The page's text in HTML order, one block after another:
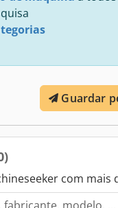
Guardar
com mais